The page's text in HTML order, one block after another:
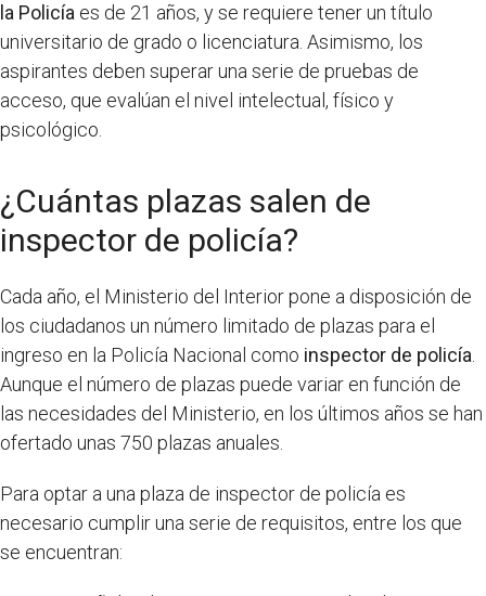
la Policía es de 21 años, y se requiere tener un título
universitario de grado o licenciatura. Asimismo, los
aspirantes deben superar una serie de pruebas de
acceso, que evalúan el nivel intelectual, físico y
psicológico.
¿Cuántas plazas salen de
inspector de policía?
Cada año, el Ministerio del Interior pone a disposición de
los ciudadanos un número limitado de plazas para el
ingreso en la Policía Nacional como inspector de policía
Aunque el número de plazas puede variar en función de
las necesidades del Ministerio, en los últimos años se han
ofertado unas 750 plazas anuales.
Para optar a una plaza de inspector de policía es
necesario cumplir una serie de requisitos, entre los que
se encuentran: